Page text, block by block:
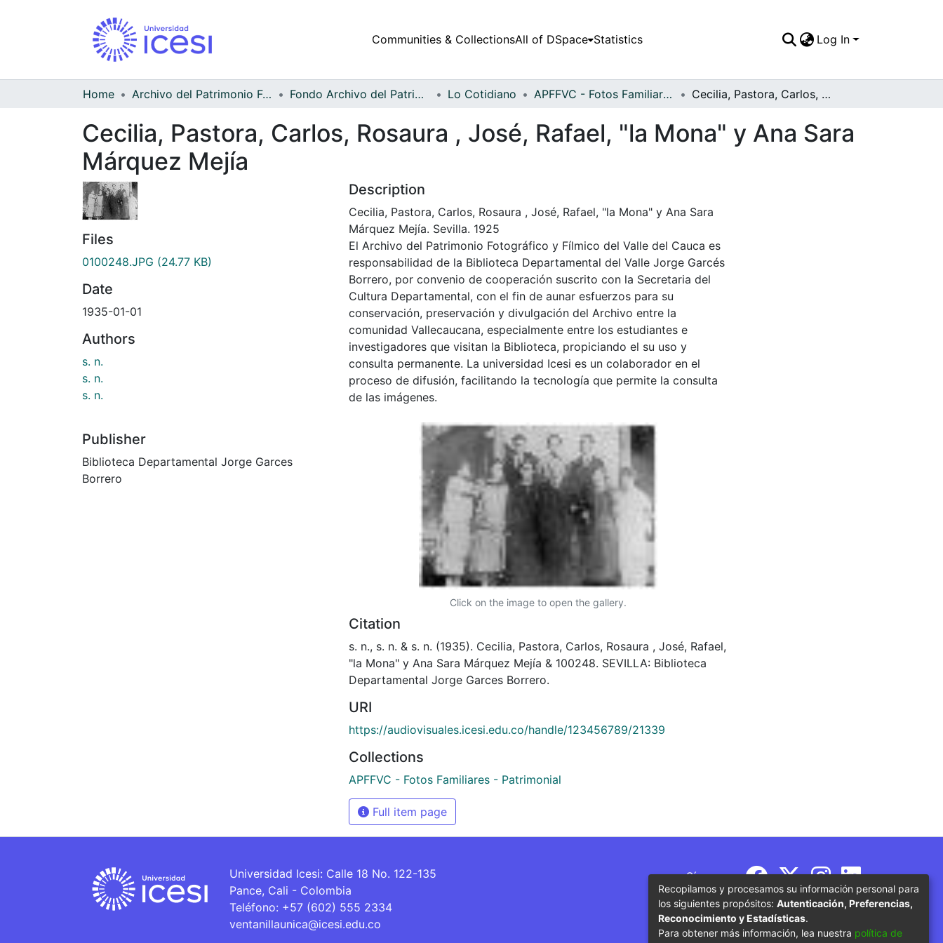
Communities & CollectionsAll of DSpace Statistics Log In
Home Archivo del Patrimonio Fotográfico y Fílmico del Valle del Cauca Fondo Archivo del Patrimonio Fotográfico y Fílmico del Valle del Cauca Lo Cotidiano APFFVC - Fotos Familiares - Patrimonial Cecilia, Pastora, Carlos, Rosaura , José, Rafael, "la Mona" y Ana Sara Márquez Mejía
Cecilia, Pastora, Carlos, Rosaura , José, Rafael, "la Mona" y Ana Sara
Márquez Mejía
Files
0100248.JPG (24.77 KB)
Date
1935-01-01
Authors
s. n.
s. n.
s. n.
Publisher
Biblioteca Departamental Jorge Garces
Borrero
Description
Cecilia, Pastora, Carlos, Rosaura , José, Rafael, "la Mona" y Ana Sara
Márquez Mejía. Sevilla. 1925
El Archivo del Patrimonio Fotográfico y Fílmico del Valle del Cauca es
responsabilidad de la Biblioteca Departamental del Valle Jorge Garcés
Borrero, por convenio de cooperación suscrito con la Secretaria del
Cultura Departamental, con el fin de aunar esfuerzos para su
conservación, preservación y divulgación del Archivo entre la
comunidad Vallecaucana, especialmente entre los estudiantes e
investigadores que visitan la Biblioteca, propiciando el su uso y
consulta permanente. La universidad Icesi es un colaborador en el
proceso de difusión, facilitando la tecnología que permite la consulta
de las imágenes.
Click on the image to open the gallery.
Citation
s. n., s. n. & s. n. (1935). Cecilia, Pastora, Carlos, Rosaura , José, Rafael,
"la Mona" y Ana Sara Márquez Mejía & 100248. SEVILLA: Biblioteca
Departamental Jorge Garces Borrero.
URI
https://audiovisuales.icesi.edu.co/handle/123456789/21339
Collections
APFFVC - Fotos Familiares - Patrimonial
Full item page
Universidad Icesi: Calle 18 No. 122-135
Pance, Cali - Colombia
Teléfono: +57 (602) 555 2334
ventanillaunica@icesi.edu.co
Síguenos
Recopilamos y procesamos su información personal para
los siguientes propósitos: Autenticación, Preferencias,
Reconocimiento y Estadísticas.
Para obtener más información, lea nuestra política de